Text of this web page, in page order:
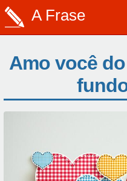
A Frase
Amo você